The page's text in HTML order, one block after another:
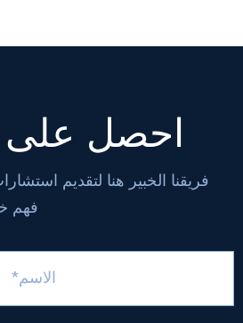
احصل على
فريقنا الخبير هنا لتقديم
فهم
الاسم*